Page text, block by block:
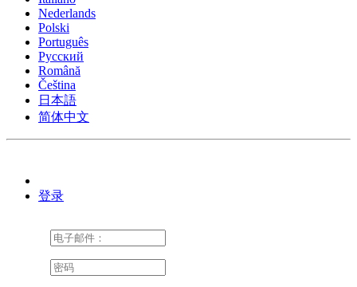
Nederlands
Polski
Português
Pусский
Română
Čeština
日本語
简体中文
登录